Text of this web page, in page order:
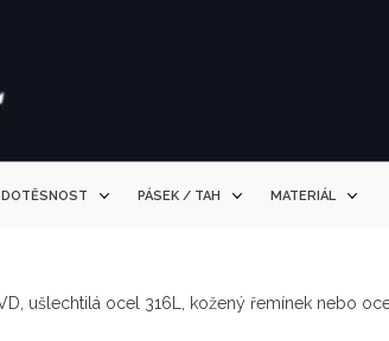
PÁSEK / TAH MATERIÁL
ušlechtilá ocel 316L, kožený řemínek nebo